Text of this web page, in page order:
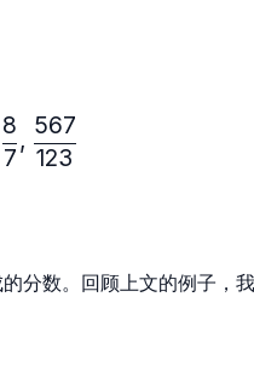
7
8
,
123
567
分数。回顾上文的例子，